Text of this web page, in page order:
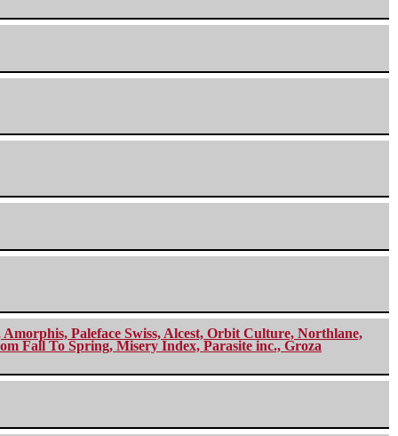
Paleface Swiss, Alcest, Orbit Culture, Northlane,
Fall To Spring, Misery Index, Parasite inc., Groza